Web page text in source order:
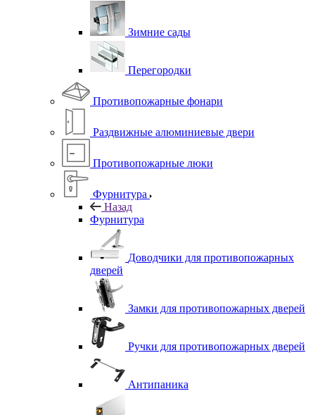
Зимние сады
Перегородки
Противопожарные фонари
Раздвижные алюминиевые двери
Противопожарные люки
Фурнитура
Назад
Фурнитура
Доводчики для противопожарных
дверей
Замки для противопожарных дверей
Ручки для противопожарных дверей
Антипаника